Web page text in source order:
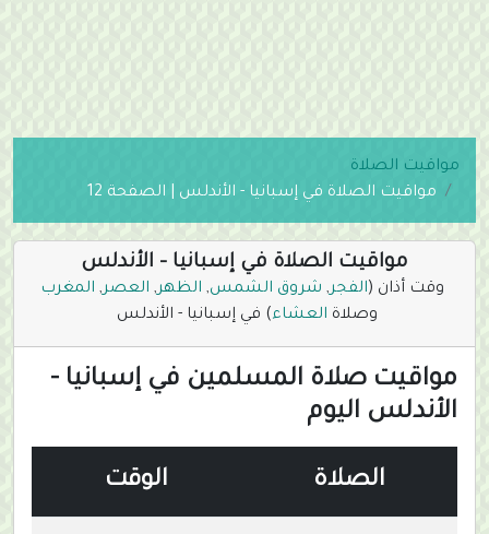
مواقيت الصلاة
مواقيت الصلاة في إسبانيا - الأندلس | الصفحة 12
مواقيت الصلاة في إسبانيا - الأندلس
وقت أذان (الفجر, شروق الشمس, الظهر, العصر, المغرب
وصلاة العشاء) في إسبانيا - الأندلس
مواقيت صلاة المسلمين في إسبانيا -
الأندلس اليوم
الصلاة الوقت